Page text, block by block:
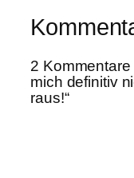
2 Kommentare
mich definitiv
raus!“